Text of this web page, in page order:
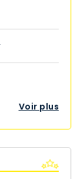
Voir plus